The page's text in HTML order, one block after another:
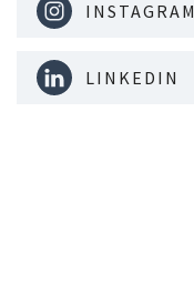
INSTAGRAM
LINKEDIN